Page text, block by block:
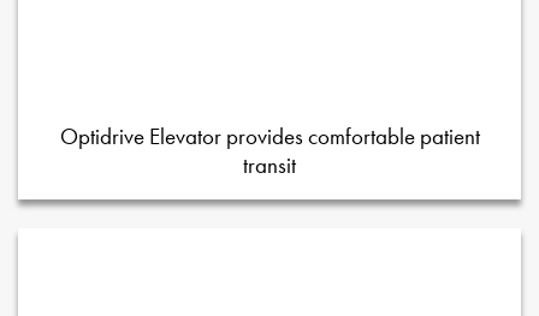
Optidrive Elevator provides comfortable patient
transit